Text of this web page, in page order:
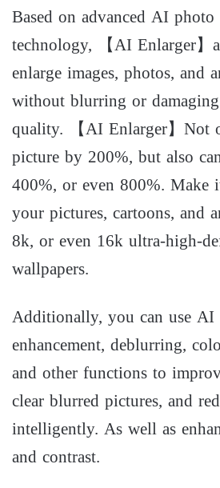
Based on advanced AI
technology, 【AI Enlarger
enlarge images, photos, and
without blurring or
quality. 【AI Enlarger】Not
picture by 200%, but also
400%, or even 800%. Make
your pictures, cartoons, and
8k, or even 16k ultra-high-
wallpapers.
Additionally, you can use AI
enhancement, deblurring,
and other functions to
clear blurred pictures, and
intelligently. As well as
and contrast.